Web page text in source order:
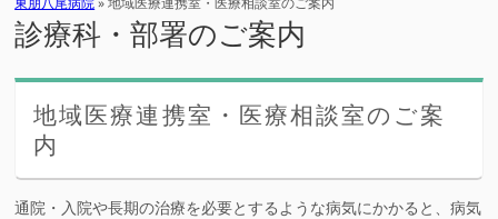
診療科・部署のご案内
地域医療連携室・医療相談室のご案
内
通院・入院や長期の治療を必要とするような病気にかかると、病気